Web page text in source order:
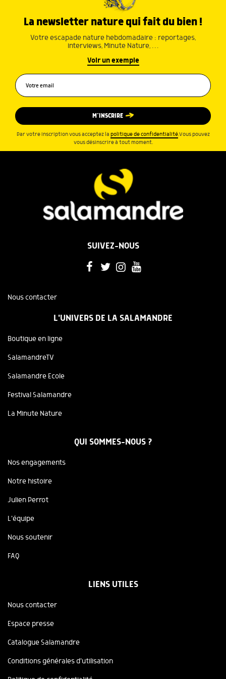
La newsletter nature qui fait du bien !
Votre escapade nature hebdomadaire : reportages,
interviews, Minute Nature, …
Voir un exemple
M’INSCRIRE
Par votre inscription vous acceptez la politique de confidentialité.Vous pouvez
vous désinscrire à tout moment.
SUIVEZ-NOUS
Nous contacter
L'UNIVERS DE LA SALAMANDRE
Boutique en ligne
SalamandreTV
Salamandre Ecole
Festival Salamandre
La Minute Nature
QUI SOMMES-NOUS ?
Nos engagements
Notre histoire
Julien Perrot
L'équipe
Nous soutenir
FAQ
LIENS UTILES
Nous contacter
Espace presse
Catalogue Salamandre
Conditions générales d'utilisation